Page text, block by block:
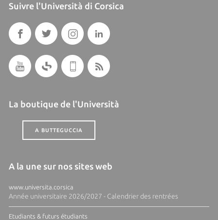
Suivre l'Università di Corsica
La boutique de l'Università
A BUTTEGUCCIA
A la une sur nos sites web
www.universita.corsica
Année universitaire 2026/2027 - Calendrier des rentrées
Etudiants & futurs étudiants